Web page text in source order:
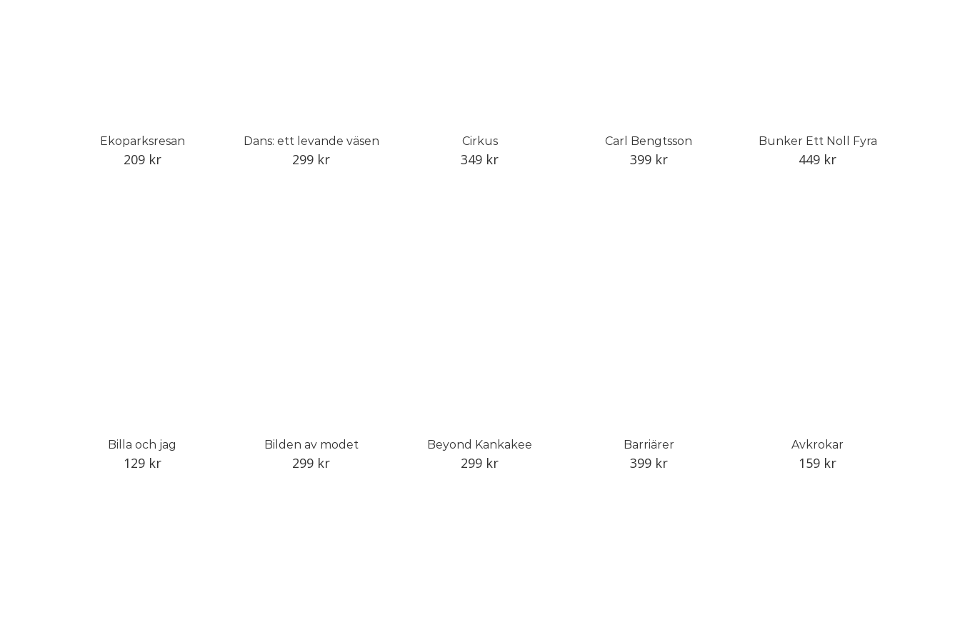
Ekoparksresan
209 kr
Dans: ett levande väsen
299 kr
Cirkus
349 kr
Carl Bengtsson
399 kr
Bunker Ett Noll Fyra
449 kr
Billa och jag
129 kr
Bilden av modet
299 kr
Beyond Kankakee
299 kr
Barriärer
399 kr
Avkrokar
159 kr